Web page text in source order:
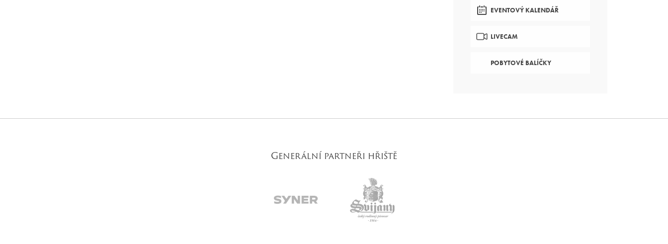
EVENTOVÝ KALENDÁŘ
LIVECAM
POBYTOVÉ BALÍČKY
Generální partneři hřiště